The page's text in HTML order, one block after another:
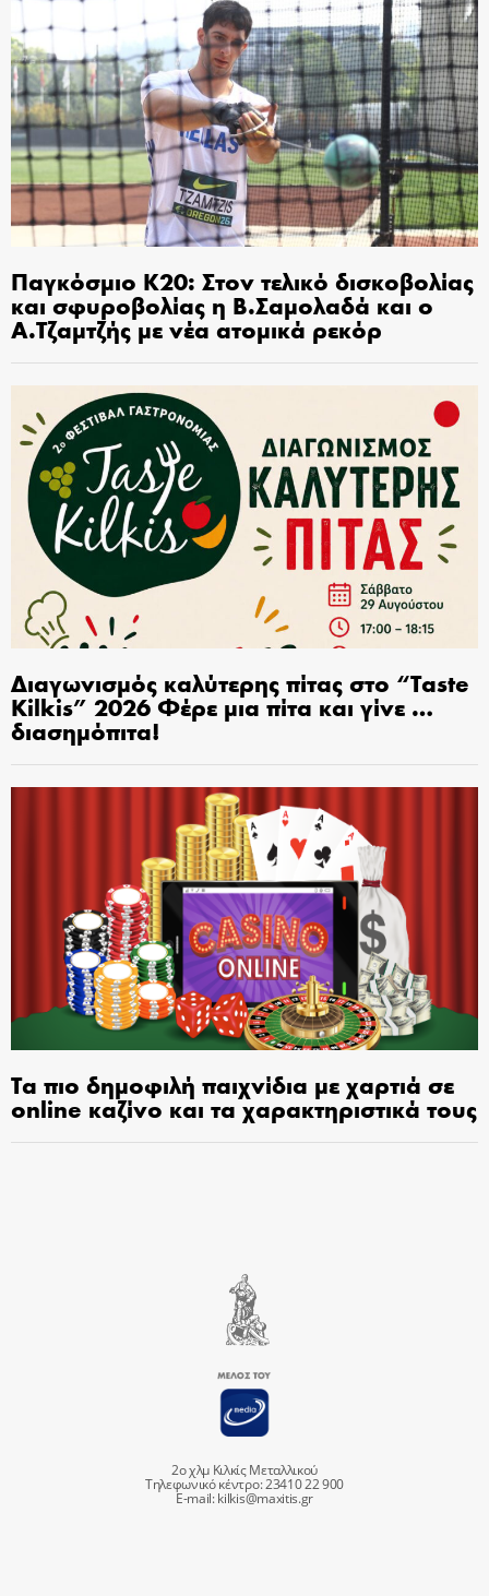
Παγκόσμιο Κ20: Στον τελικό δισκοβολίας
και σφυροβολίας η Β.Σαμολαδά και ο
Α.Τζαμτζής με νέα ατομικά ρεκόρ
Διαγωνισμός καλύτερης πίτας στο “Taste
Kilkis” 2026 Φέρε μια πίτα και γίνε …
διασημόπιτα!
Τα πιο δημοφιλή παιχνίδια με χαρτιά σε
online καζίνο και τα χαρακτηριστικά τους
2ο χλμ Κιλκίς Μεταλλικού
Τηλεφωνικό κέντρο: 23410 22 900
E-mail:kilkis@maxitis.gr